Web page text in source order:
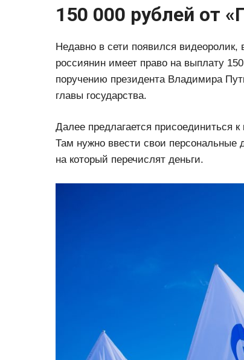
150 000 рублей от
Недавно в сети появился видеоролик,
россиянин имеет право на выплату
поручению президента Владимира
главы государства.
Далее предлагается присоединиться
Там нужно ввести свои персональные
на который перечислят деньги.